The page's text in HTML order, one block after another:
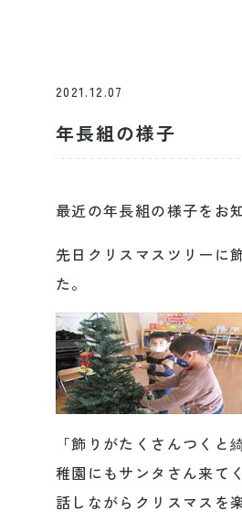
2021.12.07
年長組の様子
最近の年長組の様子をお
先日クリスマスツリーに
た。
「飾りがたくさんつくと
稚園にもサンタさん来て
話しながらクリスマスを